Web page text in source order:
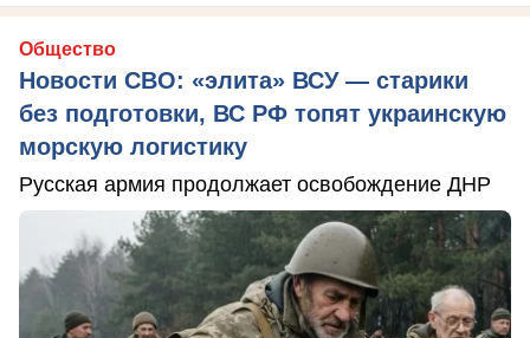
Общество
Новости СВО: «элита» ВСУ — старики
без подготовки, ВС РФ топят украинскую
морскую логистику
Русская армия продолжает освобождение ДНР